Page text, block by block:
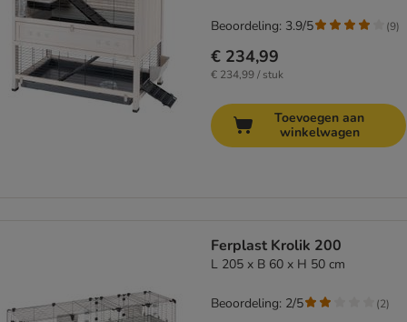
€ 234,99
€ 234,99 / stuk
Beoordeling: 3.9/5 (9)
Toevoegen aan
winkelwagen
Ferplast Krolik 200
L 205 x B 60 x H 50 cm
Beoordeling: 2/5 (2)